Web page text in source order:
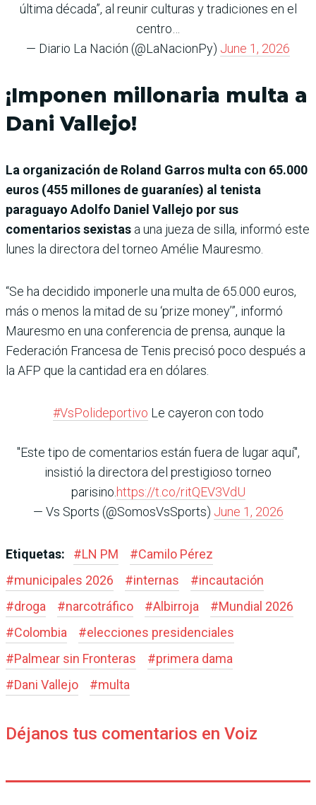
última década”, al reunir culturas y tradiciones en el
centro…
— Diario La Nación (@LaNacionPy) June 1, 2026
¡Imponen millonaria multa a
Dani Vallejo!
La organización de Roland Garros multa con 65.000
euros (455 millones de guaraníes) al tenista
paraguayo Adolfo Daniel Vallejo por sus
comentarios sexistas a una jueza de silla, informó este
lunes la directora del torneo Amélie Mauresmo.
“Se ha decidido imponerle una multa de 65.000 euros,
más o menos la mitad de su ‘prize money’”, informó
Mauresmo en una conferencia de prensa, aunque la
Federación Francesa de Tenis precisó poco después a
la AFP que la cantidad era en dólares.
#VsPolideportivo Le cayeron con todo
"Este tipo de comentarios están fuera de lugar aquí",
insistió la directora del prestigioso torneo
parisino. https://t.co/ritQEV3VdU
— Vs Sports (@SomosVsSports) June 1, 2026
Etiquetas: #LN PM #Camilo Pérez
#municipales 2026 #internas #incautación
#droga #narcotráfico #Albirroja #Mundial 2026
#Colombia #elecciones presidenciales
#Palmear sin Fronteras #primera dama
#Dani Vallejo #multa
Déjanos tus comentarios en Voiz